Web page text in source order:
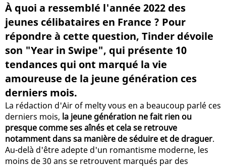
À quoi a ressemblé l'année 2022 des
jeunes célibataires en France ? Pour
répondre à cette question, Tinder dévoile
son "Year in Swipe", qui présente 10
tendances qui ont marqué la vie
amoureuse de la jeune génération ces
derniers mois.
La rédaction d'Air of melty vous en a beaucoup parlé ces
derniers mois, la jeune génération ne fait rien ou
presque comme ses aînés et cela se retrouve
notamment dans sa manière de séduire et de draguer.
Au-delà d'être adepte d'un romantisme moderne, les
moins de 30 ans se retrouvent marqués par des